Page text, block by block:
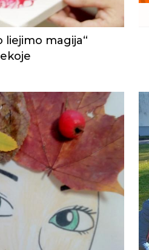
liejimo magija“